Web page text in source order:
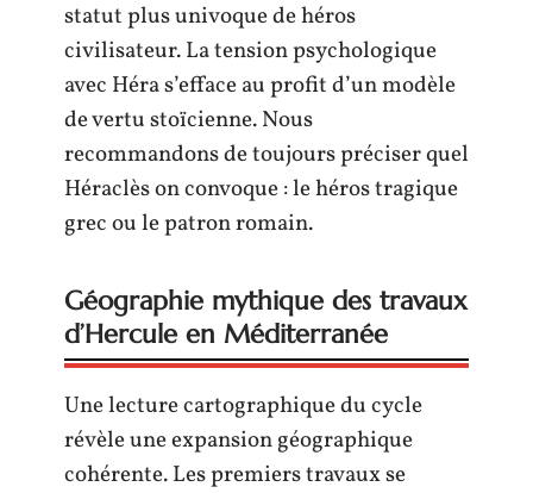
statut plus univoque de héros
civilisateur. La tension psychologique
avec Héra s’efface au profit d’un modèle
de vertu stoïcienne. Nous
recommandons de toujours préciser quel
Héraclès on convoque : le héros tragique
grec ou le patron romain.
Géographie mythique des travaux
d’Hercule en Méditerranée
Une lecture cartographique du cycle
révèle une expansion géographique
cohérente. Les premiers travaux se